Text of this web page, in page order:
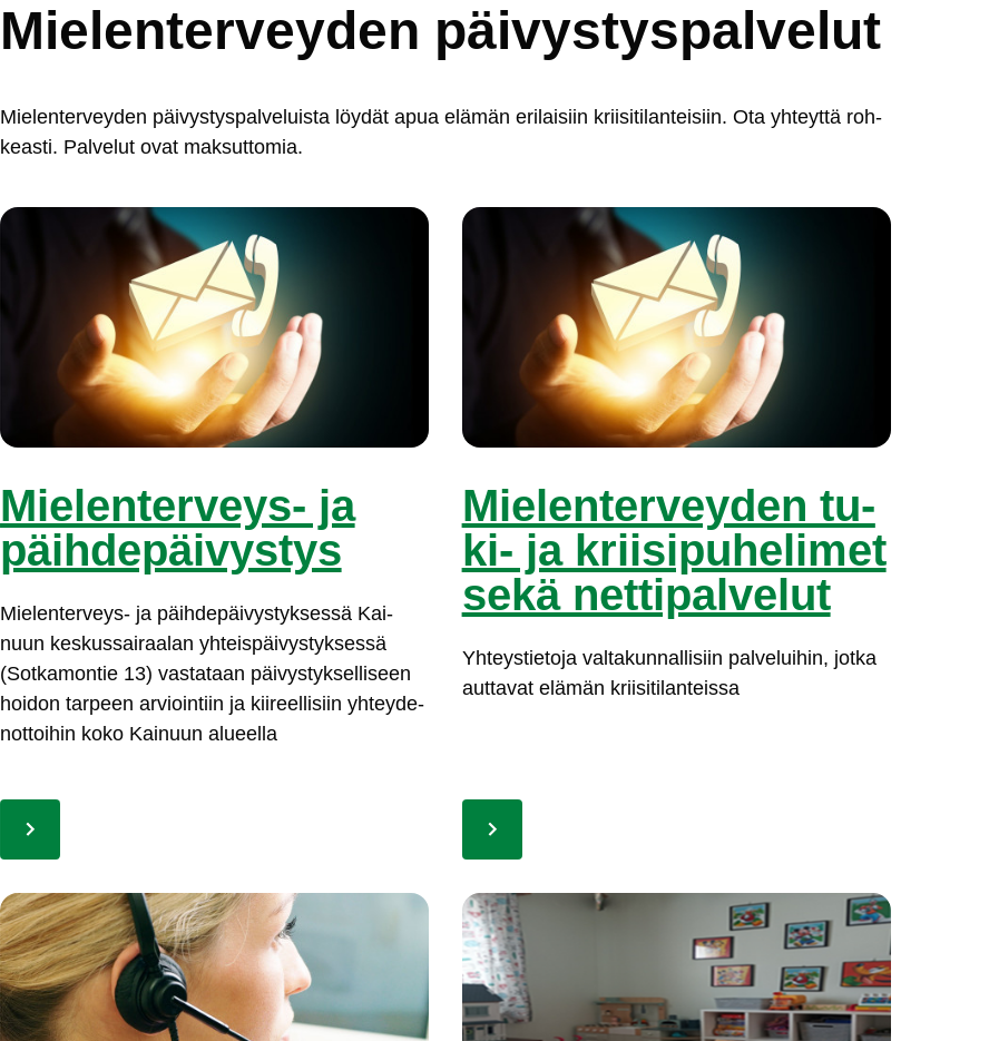
Mielenterveyden päivystyspalvelut
Mie­len­ter­vey­den päi­vys­tys­pal­ve­luis­ta löy­dät apua elä­män eri­lai­siin krii­si­ti­lan­tei­siin. Ota yh­teyt­tä roh­
keas­ti. Pal­ve­lut ovat mak­sut­to­mia.
Mie­len­ter­veys- ja
päih­de­päi­vys­tys
Mie­len­ter­veys- ja päih­de­päi­vys­tyk­ses­sä Kai­
nuun kes­kus­sai­raa­lan yh­teis­päi­vys­tyk­ses­sä
(Sot­ka­mon­tie 13) vas­ta­taan päi­vys­tyk­sel­li­seen
hoi­don tar­peen ar­vioin­tiin ja kii­reel­li­siin yh­tey­de­
not­toi­hin ko­ko Kai­nuun alueel­la
Mie­len­ter­vey­den tu­
ki- ja krii­si­pu­he­li­met
se­kä net­ti­pal­ve­lut
Yh­teys­tie­to­ja val­ta­kun­nal­li­siin pal­ve­lui­hin, jot­ka
aut­ta­vat elä­män krii­si­ti­lan­teis­sa